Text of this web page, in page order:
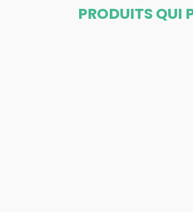
PRODUITS QUI